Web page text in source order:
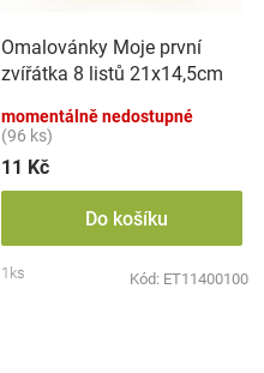
Omalovánky Moje první
zvířátka 8 listů 21x14,5cm
momentálně nedostupné
(96 ks)
11 Kč
Do košíku
1ks Kód: ET11400100